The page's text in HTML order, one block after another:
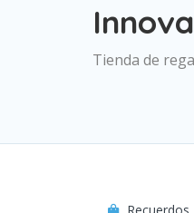
Innova
Tienda de